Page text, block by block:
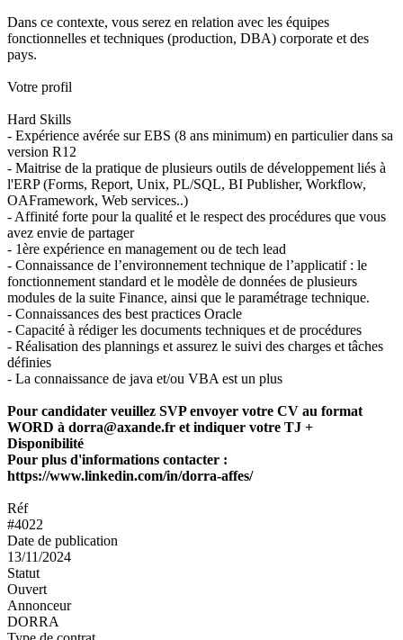
Dans ce contexte, vous serez en relation avec les équipes
fonctionnelles et techniques (production, DBA) corporate et des
pays.
Votre profil
Hard Skills
- Expérience avérée sur EBS (8 ans minimum) en particulier dans sa
version R12
- Maitrise de la pratique de plusieurs outils de développement liés à
l'ERP (Forms, Report, Unix, PL/SQL, BI Publisher, Workflow,
OAFramework, Web services..)
- Affinité forte pour la qualité et le respect des procédures que vous
avez envie de partager
- 1ère expérience en management ou de tech lead
- Connaissance de l’environnement technique de l’applicatif : le
fonctionnement standard et le modèle de données de plusieurs
modules de la suite Finance, ainsi que le paramétrage technique.
- Connaissances des best practices Oracle
- Capacité à rédiger les documents techniques et de procédures
- Réalisation des plannings et assurez le suivi des charges et tâches
définies
- La connaissance de java et/ou VBA est un plus
Pour candidater veuillez SVP envoyer votre CV au format
WORD à dorra@axande.fr et indiquer votre TJ +
Disponibilité
Pour plus d'informations contacter :
https://www.linkedin.com/in/dorra-affes/
Réf
#4022
Date de publication
13/11/2024
Statut
Ouvert
Annonceur
DORRA